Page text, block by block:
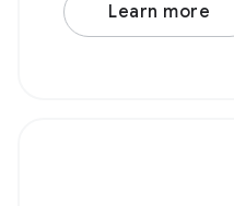
Learn more